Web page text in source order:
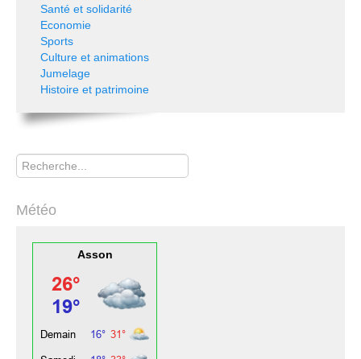
Santé et solidarité
Economie
Sports
Culture et animations
Jumelage
Histoire et patrimoine
Rechercher
Météo
Asson